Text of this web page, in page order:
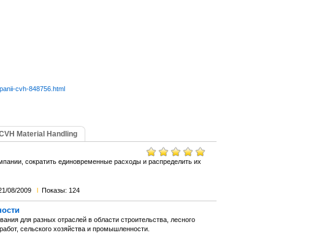
cvh-848756.html
Material Handling
сократить единовременные расходы и распределить их
08/2009 l Показы: 124
для разных отраслей в области строительства, лесного
сельского хозяйства и промышленности.